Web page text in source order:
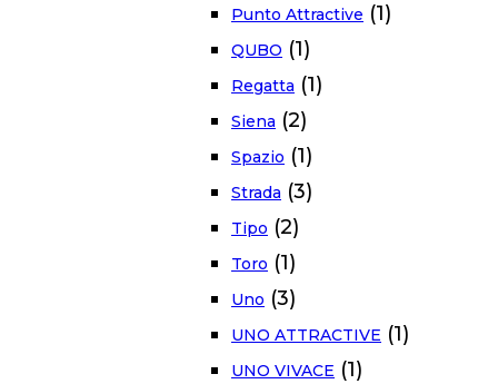
Punto Attractive (1)
QUBO (1)
Regatta (1)
Siena (2)
Spazio (1)
Strada (3)
Tipo (2)
Toro (1)
Uno (3)
UNO ATTRACTIVE (1)
UNO VIVACE (1)